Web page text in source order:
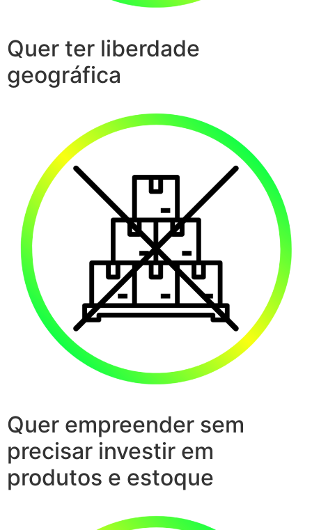
Quer ter liberdade
geográfica
Quer empreender sem
precisar investir em
produtos e estoque